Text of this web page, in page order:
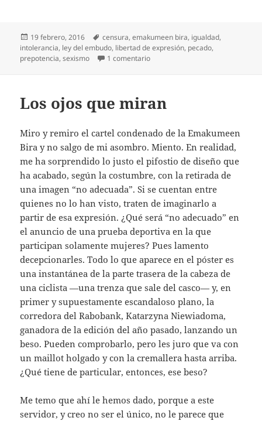
Publicado
el
19 febrero, 2016 Etiquetas
censura,emakumeen bira, igualdad,
intolerancia, ley del embudo, libertad de expresión, pecado,
prepotencia,sexismo 1 comentarioen Más sobre el cartel
Los ojos que miran
Miro y remiro el cartel condenado de la Emakumeen
Bira y no salgo de mi asombro. Miento. En realidad,
me ha sorprendido lo justo el pifostio de diseño que
ha acabado, según la costumbre, con la retirada de
una imagen “no adecuada”. Si se cuentan entre
quienes no lo han visto, traten de imaginarlo a
partir de esa expresión. ¿Qué será “no adecuado” en
el anuncio de una prueba deportiva en la que
participan solamente mujeres? Pues lamento
decepcionarles. Todo lo que aparece en el póster es
una instantánea de la parte trasera de la cabeza de
una ciclista —una trenza que sale del casco— y, en
primer y supuestamente escandaloso plano, la
corredora del Rabobank, Katarzyna Niewiadoma,
ganadora de la edición del año pasado, lanzando un
beso. Pueden comprobarlo, pero les juro que va con
un maillot holgado y con la cremallera hasta arriba.
¿Qué tiene de particular, entonces, ese beso?
Me temo que ahí le hemos dado, porque a este
servidor, y creo no ser el único, no le parece que